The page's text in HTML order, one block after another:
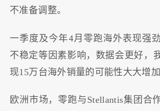
不准备调整。
一季度及今年4月零跑海外表现强
不稳定等因素影响，数据会更好，
现15万台海外销量的可能性大大增加
欧洲市场，零跑与Stellantis集团合